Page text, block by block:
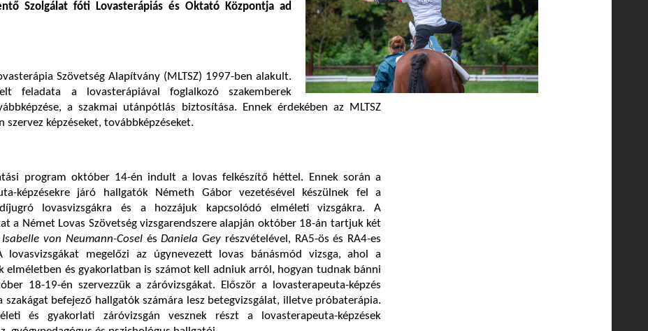
Szolgálat fóti Lovasterápiás és Oktató Központja ad
Szövetség Alapítvány (MLTSZ) 1997-ben alakult.
feladata a lovasterápiával foglalkozó szakemberek
a szakmai utánpótlás biztosítása. Ennek érdekében az MLTSZ
szervez képzéseket, továbbképzéseket.
program október 14-én indult a lovas felkészítő héttel. Ennek során a
képzésekre járó hallgatók Németh Gábor vezetésével készülnek fel a
lovasvizsgákra és a hozzájuk kapcsolódó elméleti vizsgákra. A
a Német Lovas Szövetség vizsgarendszere alapján október 18-án tartjuk két
Isabelle von Neumann-CoselésDaniela Gey részvételével, RA5-ös és RA4-es
lovasvizsgákat megelőzi az úgynevezett lovas bánásmód vizsga, ahol a
elméletben és gyakorlatban is számot kell adniuk arról, hogyan tudnak bánni
18-19-én szervezzük a záróvizsgákat. Először a lovasterapeuta-képzés
szakágat befejező hallgatók számára lesz betegvizsgálat, illetve próbaterápia.
és gyakorlati záróvizsgán vesznek részt a lovasterapeuta-képzések